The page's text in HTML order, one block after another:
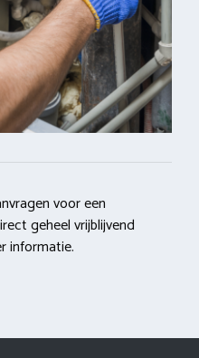
voor een
geheel vrijblijvend
informatie.